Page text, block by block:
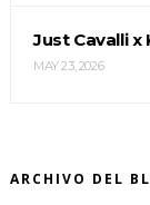
Just Cavalli x
MAY 23, 2026
ARCHIVO DEL